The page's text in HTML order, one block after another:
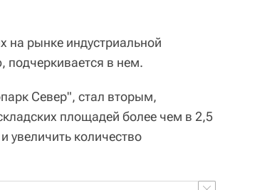
на рынке индустриальной
подчеркивается в нем.
Север", стал вторым,
площадей более чем в 2,5
увеличить количество